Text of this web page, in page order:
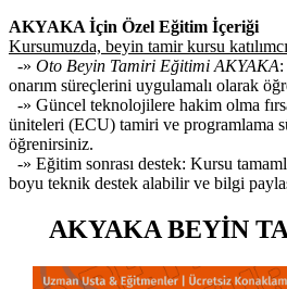
AKYAKA İçin Özel Eğitim İçeriği
Kursumuzda, beyin tamir kursu
-» Oto Beyin Tamiri Eğitimi AKYAKA
onarım süreçlerini uygulamalı olarak
-» Güncel teknolojilere hakim olma
üniteleri (ECU) tamiri ve programlama
öğrenirsiniz.
-» Eğitim sonrası destek: Kursu
boyu teknik destek alabilir ve bilgi
AKYAKA BEYİN